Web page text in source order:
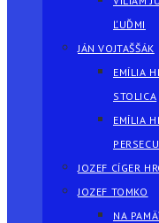
ĽUĎMI
JÁN VOJTAŠŠÁK
EMÍLIA
STOLICA
EMÍLIA
JOZEF CÍGER
JOZEF TOMKO
NA